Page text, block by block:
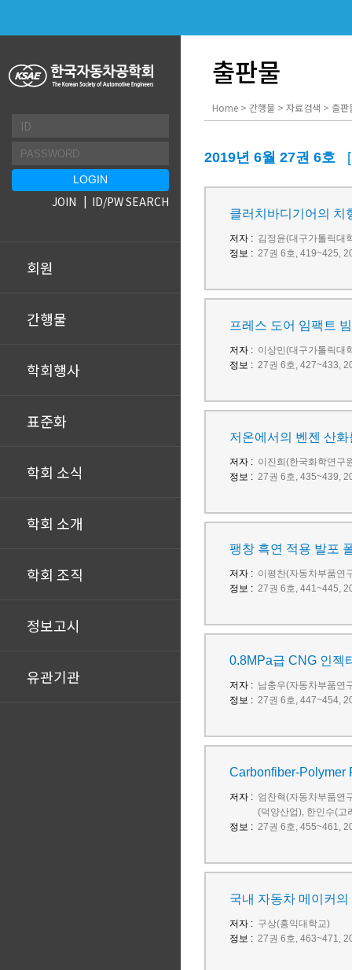
회원
간행물
학회행사
표준화
학회 소식
학회 소개
학회 조직
정보고시
유관기관
JOIN ID/PW SEARCH
출판물
Home > 간행물 > 자료검색 > 출판
2019년 6월 27권 6호
클러치바디기어의 치
저자 : 김정윤(대구가톨릭대
정보 : 27권 6호, 419~425,
프레스 도어 임팩트
저자 : 이상민(대구가톨릭대
정보 : 27권 6호, 427~433,
저온에서의 벤젠 산
저자 : 이진희(한국화학연구
정보 : 27권 6호, 435~439,
팽창 흑연 적용 발포
저자 : 이평찬(자동차부품연
정보 : 27권 6호, 441~445,
0.8MPa급 CNG 인젝
저자 : 남충우(자동차부품연
정보 : 27권 6호, 447~454,
Carbonfiber-Polymer
저자 : 엄찬혁(자동차부품연
(덕양산업), 한인수(고
정보 : 27권 6호, 455~461,
국내 자동차 메이커
저자 : 구상(홍익대학교)
정보 : 27권 6호, 463~471,